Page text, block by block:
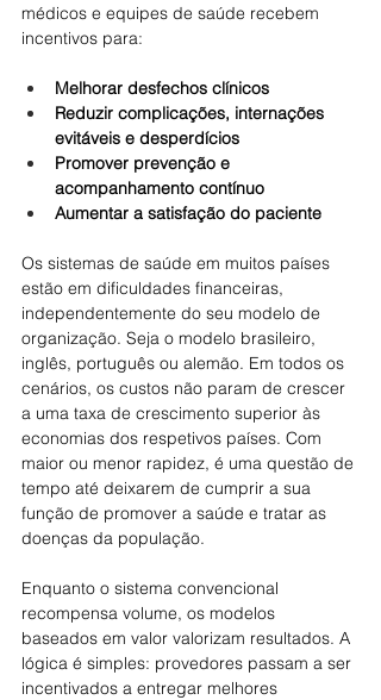
médicos e equipes de saúde recebem
incentivos para:
Melhorar desfechos clínicos
Reduzir complicações, internações
evitáveis e desperdícios
Promover prevenção e
acompanhamento contínuo
Aumentar a satisfação do paciente
Os sistemas de saúde em muitos países
estão em dificuldades financeiras,
independentemente do seu modelo de
organização. Seja o modelo brasileiro,
inglês, português ou alemão. Em todos os
cenários, os custos não param de crescer
a uma taxa de crescimento superior às
economias dos respetivos países. Com
maior ou menor rapidez, é uma questão de
tempo até deixarem de cumprir a sua
função de promover a saúde e tratar as
doenças da população.
Enquanto o sistema convencional
recompensa volume, os modelos
baseados em valor valorizam resultados. A
lógica é simples: provedores passam a ser
incentivados a entregar melhores